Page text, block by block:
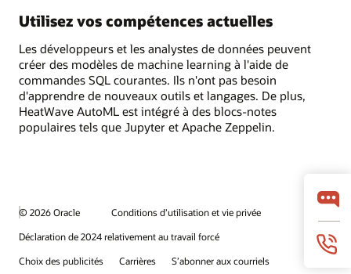
Utilisez vos compétences actuelles
Les développeurs et les analystes de données peuvent
créer des modèles de machine learning à l'aide de
commandes SQL courantes. Ils n'ont pas besoin
d'apprendre de nouveaux outils et langages. De plus,
HeatWave AutoML est intégré à des blocs-notes
populaires tels que Jupyter et Apache Zeppelin.
© 2026 Oracle
Conditions d’utilisation et vie privée
Déclaration de 2024 relativement au travail forcé
Choix des publicités
Carrières S’abonner aux courriels